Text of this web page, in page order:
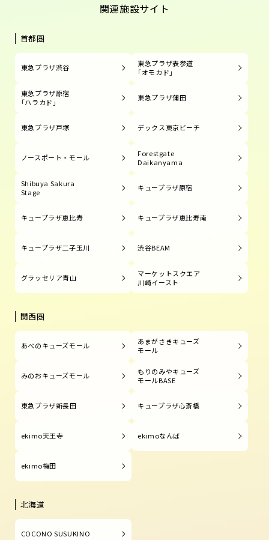
関連施設サイト
首都圏
東急プラザ渋谷
東急プラザ表参道
「オモカド」
東急プラザ原宿
「ハラカド」
東急プラザ蒲田
東急プラザ戸塚 デックス東京ビーチ
ノースポート・モール
Forestgate
Daikanyama
Shibuya Sakura
Stage
キュープラザ原宿
キュープラザ恵比寿 キュープラザ恵比寿南
キュープラザ二子玉川 渋谷BEAM
グラッセリア青山
マーケットスクエア
川崎イースト
関西圏
あべのキューズモール
あまがさきキューズ
モール
みのおキューズモール
もりのみやキューズ
モールBASE
東急プラザ新長田 キュープラザ心斎橋
ekimo天王寺 ekimoなんば
ekimo梅田
北海道
COCONO SUSUKINO